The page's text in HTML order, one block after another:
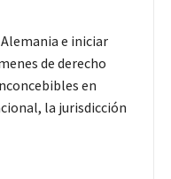
e iniciar
de derecho
en
la jurisdicción